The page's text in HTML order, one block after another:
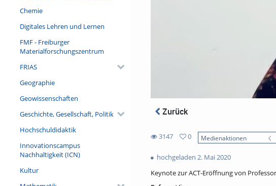
Chemie
Digitales Lehren und Lernen
FMF - Freiburger
Materialforschungszentrum
FRIAS
Geographie
Geowissenschaften
Geschichte, Gesellschaft, Politik
Hochschuldidaktik
Innovationscampus
Nachhaltigkeit (ICN)
Kultur
Zurück
3147
views
0
favorites
Medienaktionen
hochgeladen 2. Mai 2020
Keynote zur ACT-Eröffnung von